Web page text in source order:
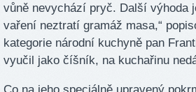
vůně nevychází pryč. Další výhoda
vaření neztratí gramáž masa,“
kategorie národní kuchyně pan
vyučil jako číšník, na kuchařinu